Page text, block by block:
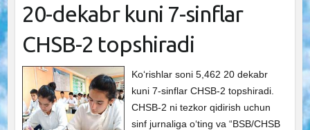
20-dekabr kuni 7-sinflar
CHSB-2 topshiradi
Ko‘rishlar soni 5,462 20 dekabr
kuni 7-sinflar CHSB-2 topshiradi.
CHSB-2 ni tezkor qidirish uchun
sinf jurnaliga o‘ting va “BSB/CHSB